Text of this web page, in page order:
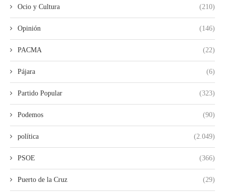
Ocio y Cultura (210)
Opinión (146)
PACMA (22)
Pájara (6)
Partido Popular (323)
Podemos (90)
política (2.049)
PSOE (366)
Puerto de la Cruz (29)